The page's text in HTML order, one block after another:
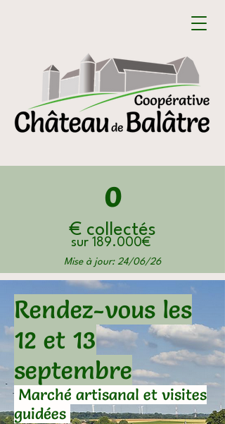
0
€ collectés
sur 189.000€
Mise à jour: 24/06/26
Je veux contribuer
Rendez-vous les
12 et 13
septembre
Marché artisanal et visites
guidées